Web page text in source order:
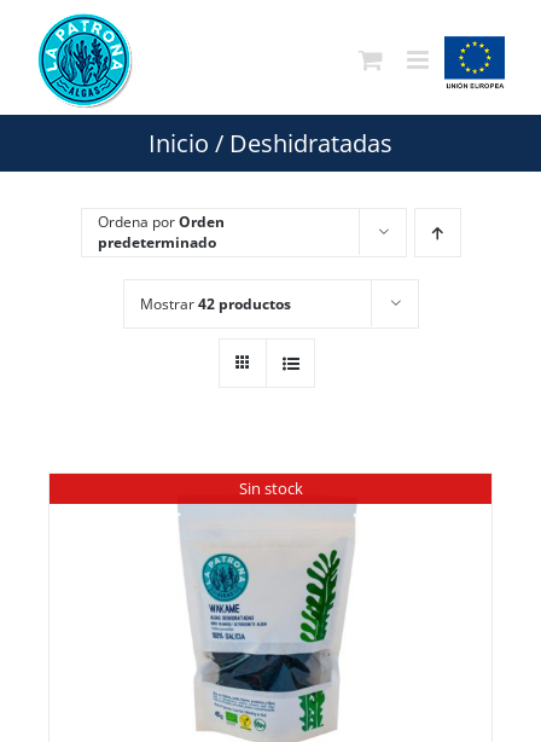
contenido
Inicio / Deshidratadas
Ordena porOrden
predeterminado
Mostrar42 productos
Sin stock